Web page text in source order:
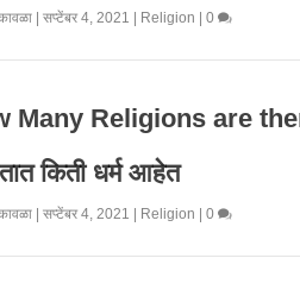
| सप्टेंबर 4, 2021 Religion 0
Many Religions are
किती धर्म आहेत
| सप्टेंबर 4, 2021 Religion 0